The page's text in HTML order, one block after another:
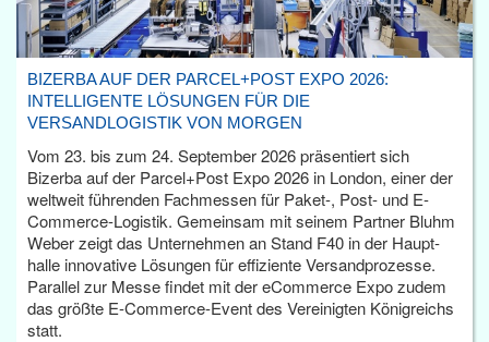
BIZERBA AUF DER PARCEL+POST EXPO 2026:
INTELLIGENTE LÖSUNGEN FÜR DIE
VERSANDLOGISTIK VON MORGEN
Vom 23. bis zum 24. September 2026 präsentiert sich
Bizerba auf der Parcel+Post Expo 2026 in London, einer der
weltweit führenden Fachmessen für Paket-, Post- und E-
Commerce-Logistik. Gemeinsam mit seinem Partner Bluhm
Weber zeigt das Unternehmen an Stand F40 in der Haupt­
halle innovative Lösungen für effiziente Versandprozesse.
Parallel zur Messe findet mit der eCommerce Expo zudem
das größte E-Commerce-Event des Vereinigten Königreichs
statt.